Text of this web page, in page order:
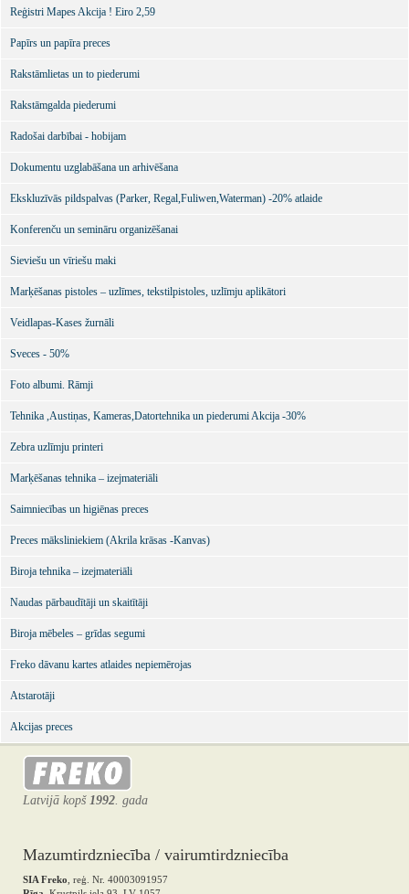
Reģistri Mapes Akcija ! Eiro 2,59
Papīrs un papīra preces
Rakstāmlietas un to piederumi
Rakstāmgalda piederumi
Radošai darbībai - hobijam
Dokumentu uzglabāšana un arhivēšana
Ekskluzīvās pildspalvas (Parker, Regal,Fuliwen,Waterman) -20% atlaide
Konferenču un semināru organizēšanai
Sieviešu un vīriešu maki
Marķēšanas pistoles – uzlīmes, tekstilpistoles, uzlīmju aplikātori
Veidlapas-Kases žurnāli
Sveces - 50%
Foto albumi. Rāmji
Tehnika ,Austiņas, Kameras,Datortehnika un piederumi Akcija -30%
Zebra uzlīmju printeri
Marķēšanas tehnika – izejmateriāli
Saimniecības un higiēnas preces
Preces māksliniekiem (Akrila krāsas -Kanvas)
Biroja tehnika – izejmateriāli
Naudas pārbaudītāji un skaitītāji
Biroja mēbeles – grīdas segumi
Freko dāvanu kartes atlaides nepiemērojas
Atstarotāji
Akcijas preces
Latvijā kopš 1992. gada
Mazumtirdzniecība / vairumtirdzniecība
SIA Freko , reģ. Nr. 40003091957